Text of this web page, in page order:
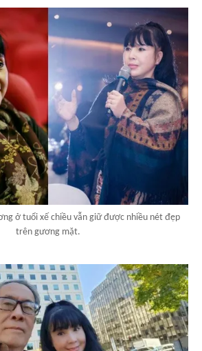
ở tuổi xế chiều vẫn giữ được nhiều nét đẹp
trên gương mặt.